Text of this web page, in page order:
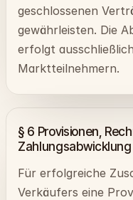
geschlossenen
gewährleisten. Die
erfolgt
Marktteilnehmern.
§ 6 Provisionen,
Zahlungsabwicklung
Für erfolgreiche
Verkäufers eine